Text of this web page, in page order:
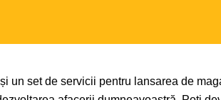
un set de servicii pentru lansarea de